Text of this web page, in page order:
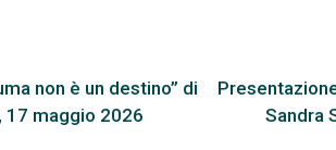
non è un destino” di
17 maggio 2026
Sandra